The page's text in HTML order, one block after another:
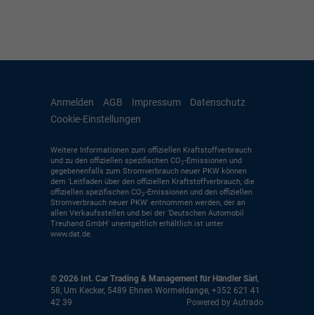
Anmelden AGB Impressum
Datenschutz
Cookie-Einstellungen
Weitere Informationen zum offiziellen Kraftstoffverbrauch
und zu den offiziellen spezifischen CO2-Emissionen und
gegebenenfalls zum Stromverbrauch neuer PKW können
dem 'Leitfaden über den offiziellen Kraftstoffverbrauch, die
offiziellen spezifischen CO2-Emissionen und den offiziellen
Stromverbrauch neuer PKW' entnommen werden, der an
allen Verkaufsstellen und bei der 'Deutschen Automobil
Treuhand GmbH' unentgeltlich erhältlich ist unter
www.dat.de.
© 2026 Int. Car Trading & Management für Händler Sàrl ,
58, Um Kecker, 5489 Ehnen Wormeldange, +352 621 41
42 39
Powered by Autrado